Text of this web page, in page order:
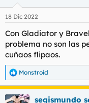
e
:
18 Dic 2022
Con Gladiator y
problema no son las
cuñaos flipaos.
R
e
a
c
Monstroid
segismundo